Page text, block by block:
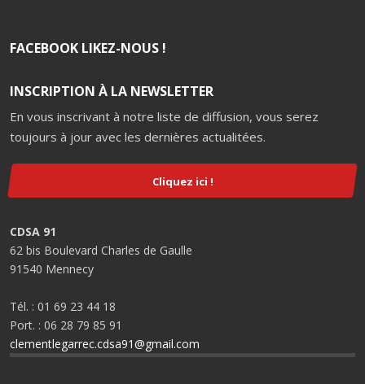
FACEBOOK LIKEZ-NOUS !
INSCRIPTION À LA NEWSLETTER
En vous inscrivant à notre liste de diffusion, vous serez
toujours à jour avec les dernières actualitées.
Cliquez ici !
CDSA 91
62 bis Boulevard Charles de Gaulle
91540 Mennecy
Tél. : 01 69 23 44 18
Port. : 06 28 79 85 91
clementlegarrec.cdsa91@gmail.com